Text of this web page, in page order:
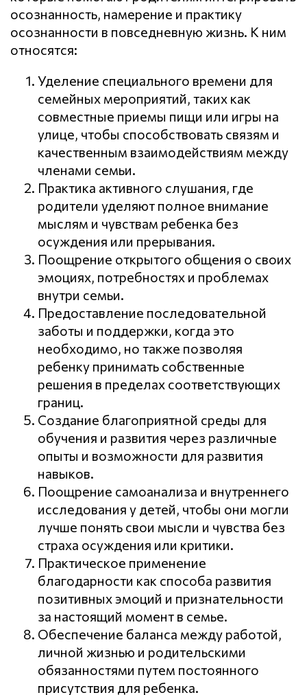
осознанность, намерение и практику
осознанности в повседневную жизнь. К ним
относятся:
Уделение специального времени для
семейных мероприятий, таких как
совместные приемы пищи или игры на
улице, чтобы способствовать связям и
качественным взаимодействиям между
членами семьи.
Практика активного слушания, где
родители уделяют полное внимание
мыслям и чувствам ребенка без
осуждения или прерывания.
Поощрение открытого общения о своих
эмоциях, потребностях и проблемах
внутри семьи.
Предоставление последовательной
заботы и поддержки, когда это
необходимо, но также позволяя
ребенку принимать собственные
решения в пределах соответствующих
границ.
Создание благоприятной среды для
обучения и развития через различные
опыты и возможности для развития
навыков.
Поощрение самоанализа и внутреннего
исследования у детей, чтобы они могли
лучше понять свои мысли и чувства без
страха осуждения или критики.
Практическое применение
благодарности как способа развития
позитивных эмоций и признательности
за настоящий момент в семье.
Обеспечение баланса между работой,
личной жизнью и родительскими
обязанностями путем постоянного
присутствия для ребенка.